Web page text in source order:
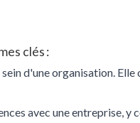
clés :
sein d'une organisation.
avec une entreprise,